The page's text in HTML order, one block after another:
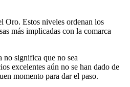
Oro. Estos niveles ordenan los
más implicadas con la comarca
no significa que no sea
excelentes aún no se han dado de
momento para dar el paso.